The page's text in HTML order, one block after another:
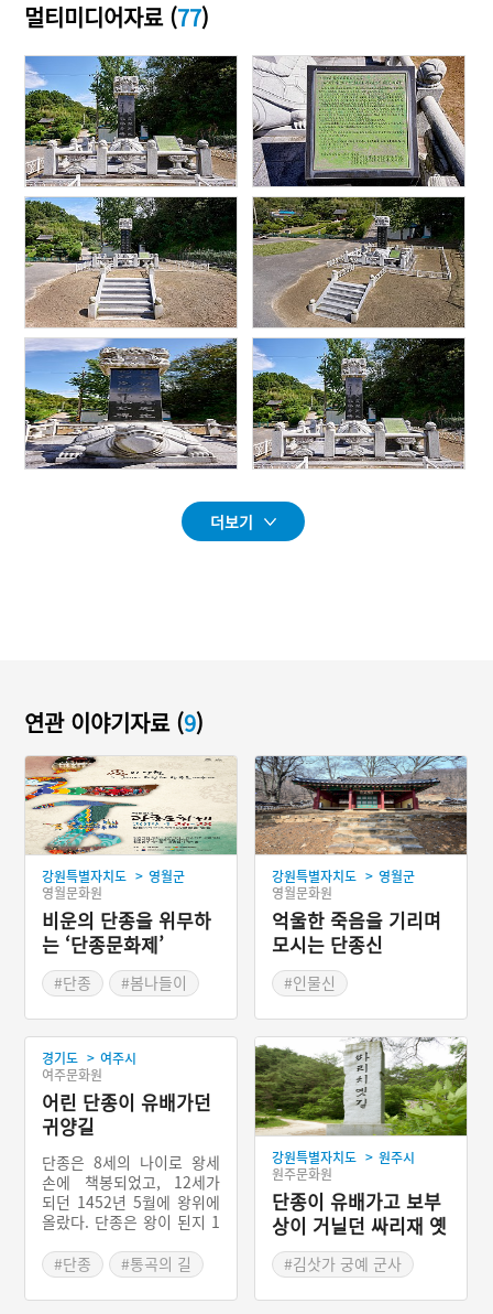
멀티미디어자료 (77)
더보기
연관 이야기자료 (9)
강원특별자치도 > 영월군
영월문화원
비운의 단종을 위무하
는 ‘단종문화제’
#단종
#봄나들이
강원특별자치도 > 영월군
영월문화원
억울한 죽음을 기리며
모시는 단종신
#인물신
#영월 마을신앙
경기도 > 여주시
여주문화원
어린 단종이 유배가던
귀양길
단종은 8세의 나이로 왕세
손에 책봉되었고, 12세가
되던 1452년 5월에 왕위에
올랐다. 단종은 왕이 된지 1
일으켰던 정란(靖亂) 때문
에 아무런 힘도 권력도 행사
할 수 없는 왕이 되었고 왕
#단종
#통곡의 길
강원특별자치도 > 원주시
원주문화원
단종이 유배가고 보부
상이 거닐던 싸리재 옛
길#김삿가 궁예 군사